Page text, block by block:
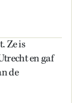
Ze is
en gaf
de